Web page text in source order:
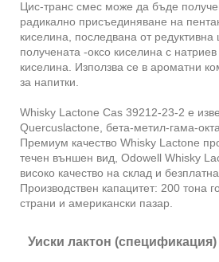
Цис-транс смес може да бъде
радикално присъединяване на
киселина, последвана от редуктивна
получената -оксо киселина с
киселина. Използва се в ароматни
за напитки.
Whisky Lactone Cas 39212-23-2 е
Quercuslactone, бета-метил-гама-
Премиум качество Whisky Lactone
течен външен вид, Odowell Whisky
високо качество на склад и
Производствен капацитет: 200 тона
страни и американски пазар.
Уиски лактон (спецификация)